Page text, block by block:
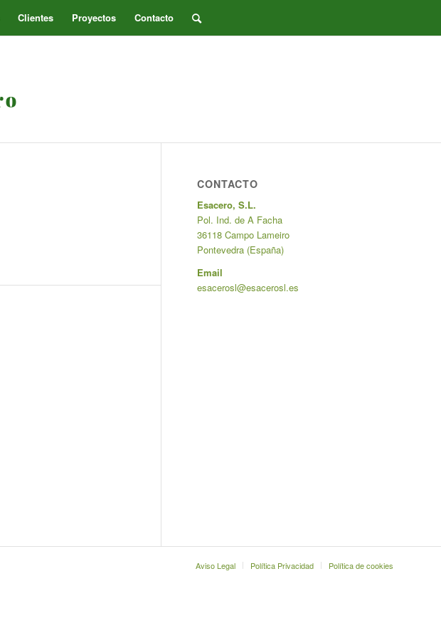
Clientes Proyectos Contacto
CONTACTO
Esacero, S.L.
Pol. Ind. de A Facha
36118 Campo Lameiro
Pontevedra (España)
Email
esacerosl@esacerosl.es
Aviso Legal Política Privacidad Política de cookies